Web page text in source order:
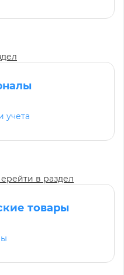
учета
в раздел
товары